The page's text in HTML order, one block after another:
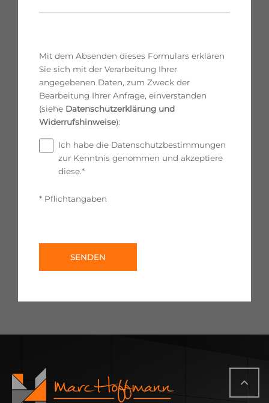
Mit dem Absenden dieses Formulars erklären
Sie sich mit der Verarbeitung Ihrer
angegebenen Daten, zum Zweck der
Bearbeitung Ihrer Anfrage, einverstanden
(siehe Datenschutzerklärung und
Widerrufshinweise):
Ich habe die Datenschutzbestimmungen
zur Kenntnis genommen und akzeptiere
diese.*
* Pflichtangaben